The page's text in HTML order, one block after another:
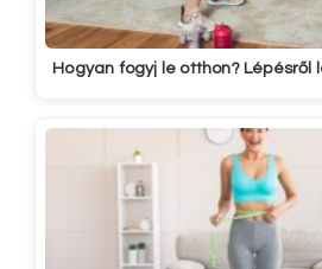
Hogyan fogyj le otthon?